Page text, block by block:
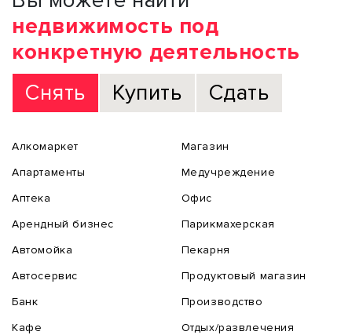
недвижимость под
конкретную деятельность
Снять
Купить Сдать
Алкомаркет
Апартаменты
Аптека
Арендный бизнес
Автомойка
Автосервис
Банк
Кафе
Магазин
Медучреждение
Офис
Парикмахерская
Пекарня
Продуктовый магазин
Производство
Отдых/развлечения